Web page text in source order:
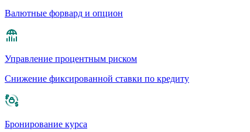
Валютные форвард и опцион
Управление процентным риском
Cнижение фиксированной ставки по кредиту
Бронирование курса